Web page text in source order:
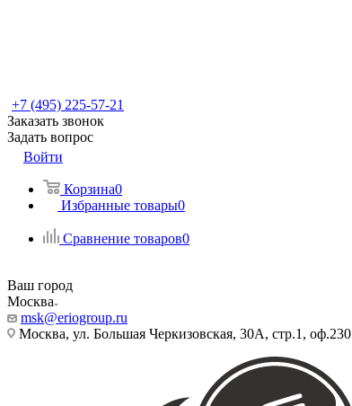
+7 (495) 225-57-21
Заказать звонок
Задать вопрос
Войти
Корзина0
Избранные товары0
Сравнение товаров0
Ваш город
Москва
msk@eriogroup.ru
Москва, ул. Большая Черкизовская, 30А, стр.1, оф.230